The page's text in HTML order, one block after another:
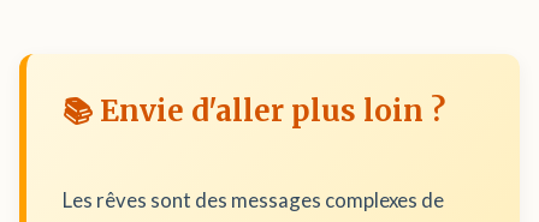
📚 Envie d'aller plus loin ?
Les rêves sont des messages complexes de